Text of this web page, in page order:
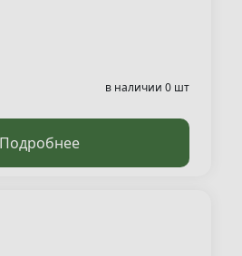
в наличии 0 шт
Подробнее